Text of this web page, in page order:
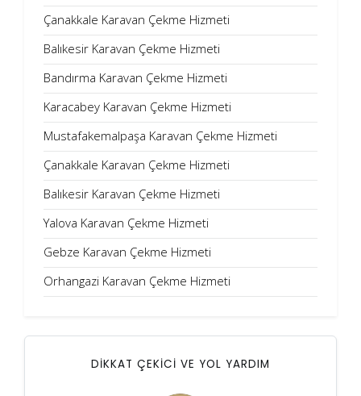
Çanakkale Karavan Çekme Hizmeti
Balıkesir Karavan Çekme Hizmeti
Bandırma Karavan Çekme Hizmeti
Karacabey Karavan Çekme Hizmeti
Mustafakemalpaşa Karavan Çekme Hizmeti
Çanakkale Karavan Çekme Hizmeti
Balıkesir Karavan Çekme Hizmeti
Yalova Karavan Çekme Hizmeti
Gebze Karavan Çekme Hizmeti
Orhangazi Karavan Çekme Hizmeti
DİKKAT ÇEKİCİ VE YOL YARDIM